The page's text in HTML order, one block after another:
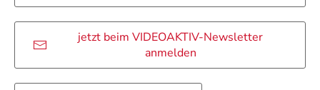
jetzt beim VIDEOAKTIV-Newsletter
anmelden